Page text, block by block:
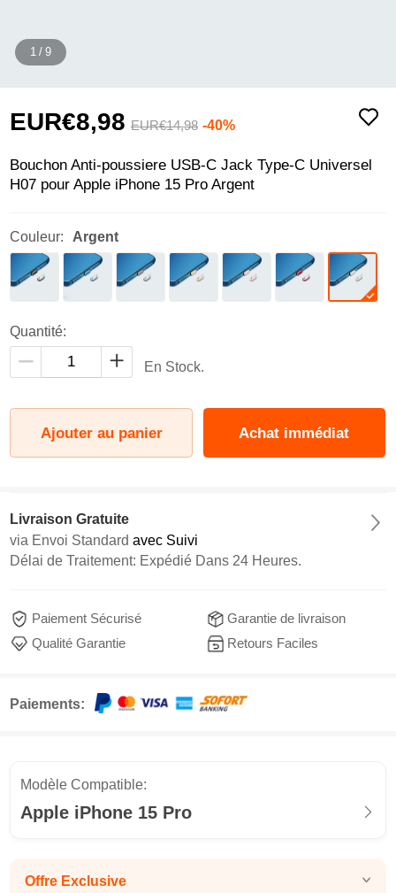
1 / 9
EUR€8,98 EUR€14,98 -40%
Bouchon Anti-poussiere USB-C Jack Type-C Universel
H07 pour Apple iPhone 15 Pro Argent
Couleur: Argent
Quantité:
En Stock.
Ajouter au panier Achat immédiat
Livraison Gratuite
via Envoi Standard avec Suivi
Délai de Traitement: Expédié Dans 24 Heures.
Paiement Sécurisé
Garantie de livraison
Qualité Garantie
Retours Faciles
Paiements:
Modèle Compatible:
Apple iPhone 15 Pro
Offre Exclusive